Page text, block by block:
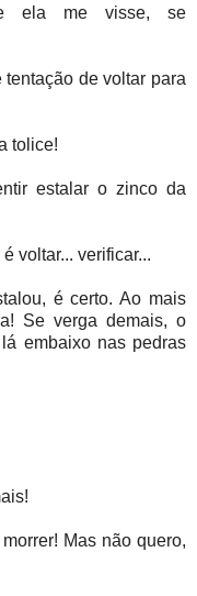
ela me visse, se
de voltar para
tolice!
estalar o zinco da
voltar... verificar...
é certo. Ao mais
Se verga demais, o
embaixo nas pedras
Mas não quero,